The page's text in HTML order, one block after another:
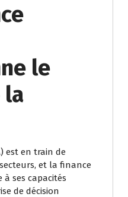
le
la
est en train de
et la finance
à ses capacités
de décision